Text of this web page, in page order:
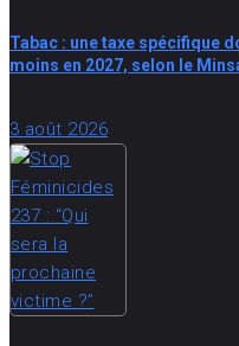
Tabac : une taxe spécifique
moins en 2027, selon le
3 août 2026